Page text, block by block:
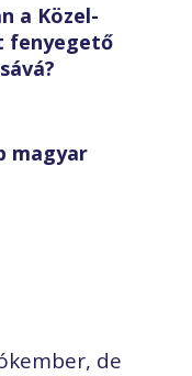
a Közel-
fenyegető
magyar
de